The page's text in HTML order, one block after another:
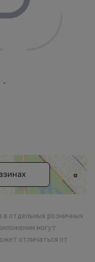
в отдельных розничных
могут
отличаться от